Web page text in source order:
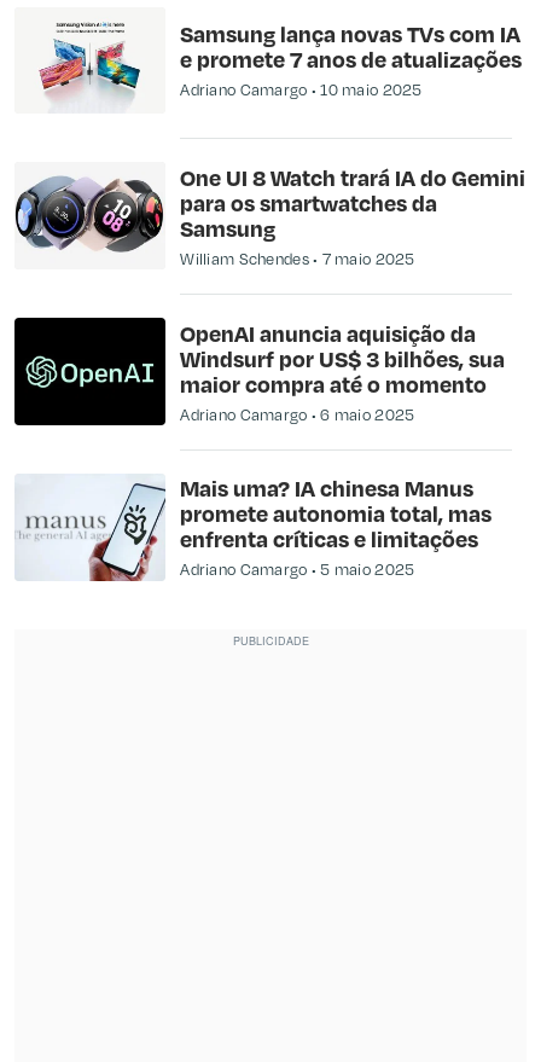
Samsung lança novas TVs com IA
e promete 7 anos de atualizações
Adriano Camargo 10 maio 2025
One UI 8 Watch trará IA do Gemini
para os smartwatches da
Samsung
William Schendes 7 maio 2025
OpenAI anuncia aquisição da
Windsurf por US$ 3 bilhões, sua
maior compra até o momento
Adriano Camargo 6 maio 2025
Mais uma? IA chinesa Manus
promete autonomia total, mas
enfrenta críticas e limitações
Adriano Camargo 5 maio 2025